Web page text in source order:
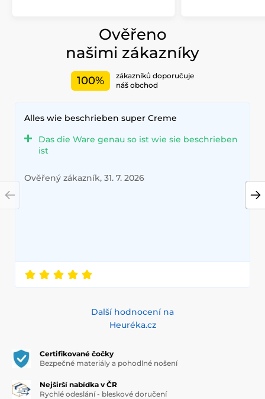
Ověřeno
našimi zákazníky
100%
zákazníků doporučuje
náš obchod
Alles wie beschrieben super Creme
Das die Ware genau so ist wie sie beschrieben
ist
Ověřený zákazník, 31. 7. 2026
Další hodnocení na
Heuréka.cz
Certifikované čočky
Bezpečné materiály a pohodlné nošení
Nejširší nabídka v ČR
Rychlé odeslání - bleskové doručení